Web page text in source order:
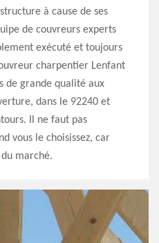
à cause de ses
de couvreurs experts
exécuté et toujours
charpentier Lenfant
de grande qualité aux
dans le 92240 et
Il ne faut pas
vous le choisissez, car
marché.